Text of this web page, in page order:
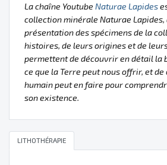
La chaîne Youtube Naturae Lapides
collection minérale Naturae
présentation des spécimens de la
histoires, de leurs origines et de
permettent de découvrir en détail la
ce que la Terre peut nous offrir, et de
humain peut en faire pour
son existence.
LITHOTHÉRAPIE